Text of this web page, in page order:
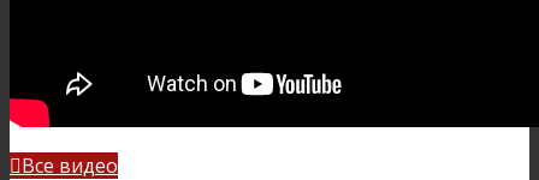
Все видео